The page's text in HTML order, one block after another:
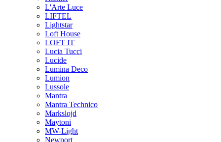
L'Arte Luce
LIFTEL
Lightstar
Loft House
LOFT IT
Lucia Tucci
Lucide
Lumina Deco
Lumion
Lussole
Mantra
Mantra Technico
Markslojd
Maytoni
MW-Light
Newport